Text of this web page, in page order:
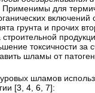
. Применимы для
включений
грунта и прочих
строительной
токсичности за
шламы от
шламов
[3 ,4 ,6 ,7]: